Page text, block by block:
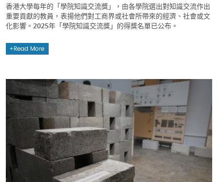
香港大學每年的「學院知識交流獎」，由各學院選出對知識交流作出
重要貢獻的教員，表揚他們對工商界或社會所帶來的經濟、社會或文
化影響。2025年「學院知識交流獎」的得獎名單已公布。
Read More